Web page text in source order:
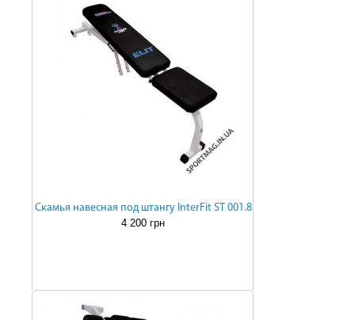
Скамья навесная под штангу InterFit SТ 001.8
4 200 грн